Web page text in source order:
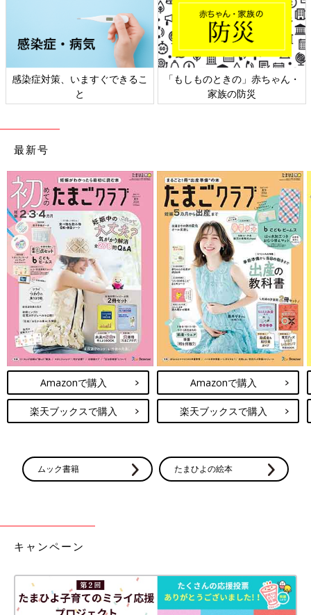
感染症対策、いますぐできるこ
と
「もしものときの」赤ちゃん・
家族の防災
最新号
Amazonで購入
楽天ブックスで購入
Amazonで購入
楽天ブックスで購入
ムック書籍 たまひよの絵本
キャンペーン